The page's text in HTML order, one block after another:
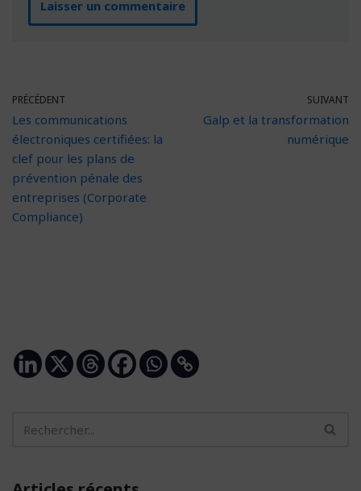
PRÉCÉDENT
Les communications
électroniques certifiées: la
clef pour les plans de
prévention pénale des
entreprises (Corporate
Compliance)
SUIVANT
Galp et la transformation
numérique